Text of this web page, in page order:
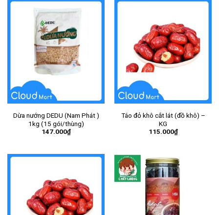
Dừa nướng DEDU (Nam Phát )
1kg (15 gói/thùng)
147.000₫
Táo đỏ khô cắt lát (đồ khô) –
KG
115.000₫